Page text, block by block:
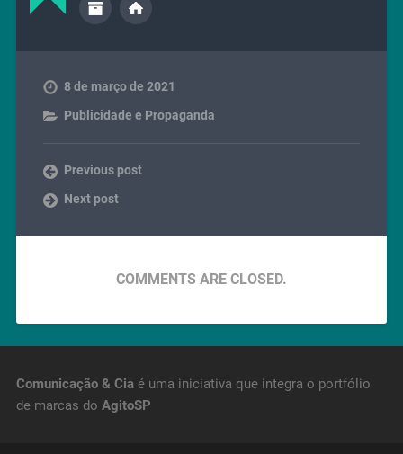
8 de março de 2021
Publicidade e Propaganda
Previous post
Next post
COMMENTS ARE CLOSED.
Comunicação & Ciaé uma iniciativa que integra o portfólio
de marcas do AgitoSP